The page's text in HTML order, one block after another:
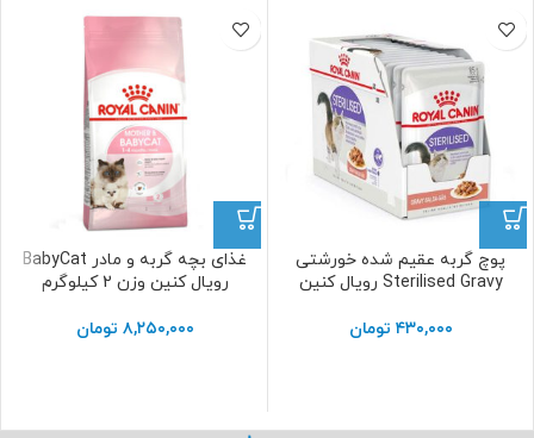
پوچ گربه عقیم شده خورشتی
Sterilised Gravy رویال کنین
۴۳۰,۰۰۰ تومان
غذای بچه گربه و مادر BabyCat
رویال کنین وزن 2 کیلوگرم
۸,۲۵۰,۰۰۰ تومان